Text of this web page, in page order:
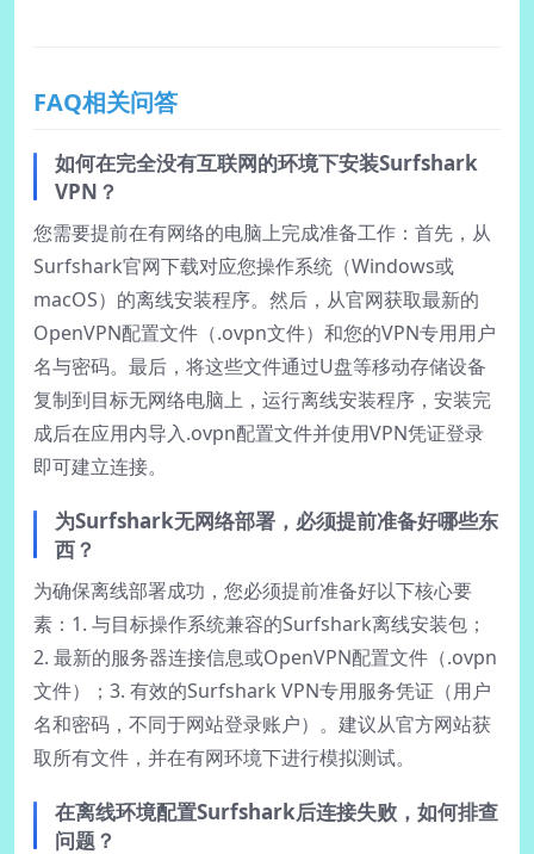
FAQ相关问答
如何在完全没有互联网的环境下安装Surfshark
VPN？
您需要提前在有网络的电脑上完成准备工作：首先，从
Surfshark官网下载对应您操作系统（Windows或
macOS）的离线安装程序。然后，从官网获取最新的
OpenVPN配置文件（.ovpn文件）和您的VPN专用用户
名与密码。最后，将这些文件通过U盘等移动存储设备
复制到目标无网络电脑上，运行离线安装程序，安装完
成后在应用内导入.ovpn配置文件并使用VPN凭证登录
即可建立连接。
为Surfshark无网络部署，必须提前准备好哪些东
西？
为确保离线部署成功，您必须提前准备好以下核心要
素：1. 与目标操作系统兼容的Surfshark离线安装包；
2. 最新的服务器连接信息或OpenVPN配置文件（.ovpn
文件）；3. 有效的Surfshark VPN专用服务凭证（用户
名和密码，不同于网站登录账户）。建议从官方网站获
取所有文件，并在有网环境下进行模拟测试。
在离线环境配置Surfshark后连接失败，如何排查
问题？